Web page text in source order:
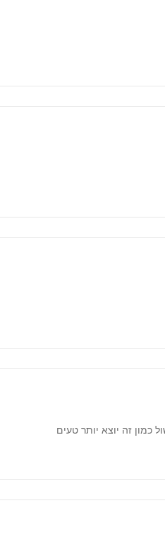
כמון זה יוצא יותר טעים